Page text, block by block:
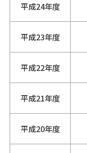
平成24年度
平成23年度
平成22年度
平成21年度
平成20年度